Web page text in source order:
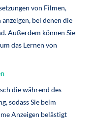
von Filmen,
bei denen die
Außerdem können Sie
das Lernen von
die während des
sodass Sie beim
Anzeigen belästigt